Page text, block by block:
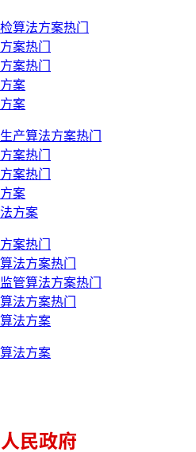
算法方案热门
案热门
案热门
案
案
产算法方案热门
案热门
案热门
案
方案
案热门
法方案热门
管算法方案热门
法方案热门
法方案
法方案